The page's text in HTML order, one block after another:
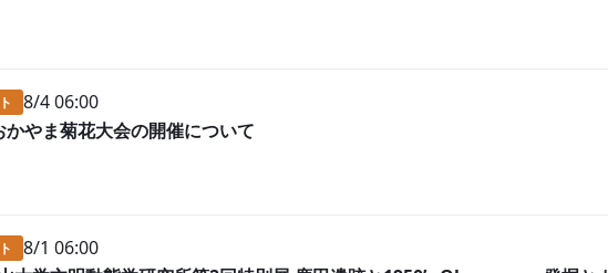
8/4 06:00
かやま菊花大会の開催について
8/1 06:00